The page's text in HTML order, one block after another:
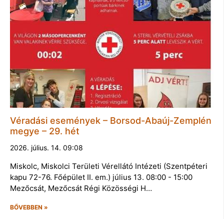
Véradási események – Borsod-Abaúj-Zemplén
megye – 29. hét
2026. július. 14. 09:08
Miskolc, Miskolci Területi Vérellátó Intézeti (Szentpéteri
kapu 72-76. Főépület II. em.) július 13. 08:00 - 15:00
Mezőcsát, Mezőcsát Régi Közösségi H…
BŐVEBBEN »